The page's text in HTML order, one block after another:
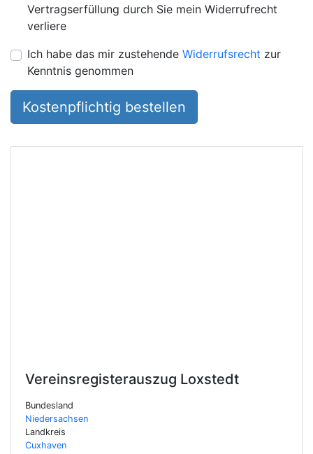
Vereinsregisterauszug Loxstedt
Bundesland
Niedersachsen
Landkreis
Cuxhaven
Vertragserfüllung durch Sie mein Widerrufrecht
verliere
Ich habe das mir zustehende Widerrufsrecht zur
Kenntnis genommen
Kostenpflichtig bestellen